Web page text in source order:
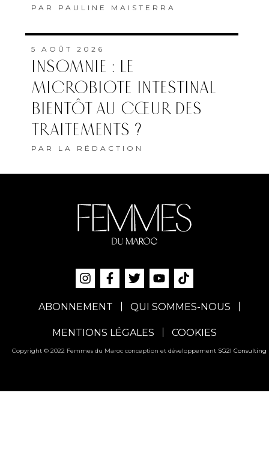
PAR PAULINE MAISTERRA
5 AOÛT 2026
INSOMNIE : LE
MICROBIOTE INTESTINAL
BIENTÔT AU CŒUR DES
TRAITEMENTS ?
PAR LA RÉDACTION
ABONNEMENT QUI SOMMES-NOUS
MENTIONS LÉGALES COOKIES
Copyright © 2022 Femmes du Maroc conception et développement SG2I Consulting